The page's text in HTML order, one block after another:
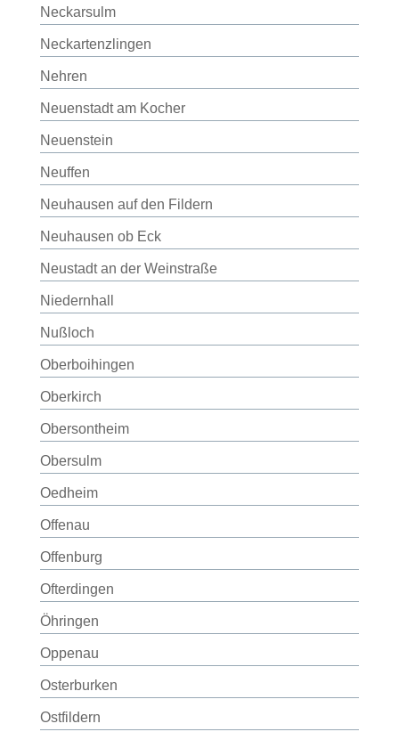
Neckarsulm
Neckartenzlingen
Nehren
Neuenstadt am Kocher
Neuenstein
Neuffen
Neuhausen auf den Fildern
Neuhausen ob Eck
Neustadt an der Weinstraße
Niedernhall
Nußloch
Oberboihingen
Oberkirch
Obersontheim
Obersulm
Oedheim
Offenau
Offenburg
Ofterdingen
Öhringen
Oppenau
Osterburken
Ostfildern